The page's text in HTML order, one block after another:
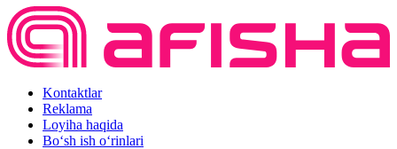
Kontaktlar
Reklama
Loyiha haqida
Bo‘sh ish o‘rinlari